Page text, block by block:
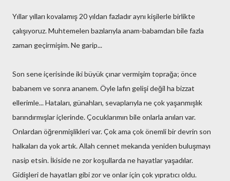
Yıllar yılları kovalamış 20 yıldan fazladır aynı kişilerle birlikte
çalışıyoruz. Muhtemelen bazılarıyla anam-babamdan bile fazla
zaman geçirmişim. Ne garip...
Son sene içerisinde iki büyük çınar vermişim toprağa; önce
babanem ve sonra ananem. Öyle lafın gelişi değil ha bizzat
ellerimle... Hataları, günahları, sevaplarıyla ne çok yaşanmışlık
barındırmışlar içlerinde. Çocuklarımın bile onlarla anıları var.
Onlardan öğrenmişlikleri var. Çok ama çok önemli bir devrin son
halkaları da yok artık. Allah cennet mekanda yeniden buluşmayı
nasip etsin. İkiside ne zor koşullarda ne hayatlar yaşadılar.
Gidişleri de hayatları gibi zor ve onlar için çok yıpratıcı oldu.